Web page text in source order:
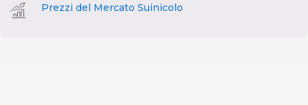
Prezzi del Mercato Suinicolo